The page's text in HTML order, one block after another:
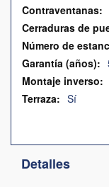
Sí
Detalles